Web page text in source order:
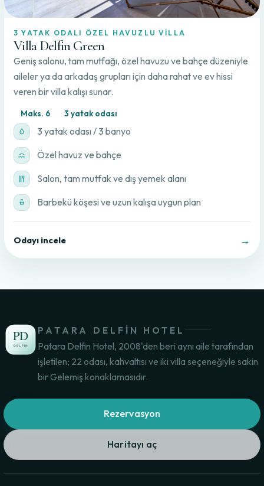
3 YATAK ODALI ÖZEL HAVUZLU VILLA
Villa Delfin Green
Geniş salonu, tam mutfağı, özel havuzu ve bahçe düzeniyle
aileler ya da arkadaş grupları için daha rahat ve ev hissi
veren bir villa kalışı sunar.
Maks. 6 3 yatak odası
3 yatak odası / 3 banyo
Özel havuz ve bahçe
Salon, tam mutfak ve dış yemek alanı
Barbekü köşesi ve uzun kalışa uygun plan
Odayı incele →
PATARA DELFIN HOTEL
Patara Delfin Hotel, 2008'den beri aynı aile tarafından
işletilen; 22 odası, kahvaltısı ve iki villa seçeneğiyle sakin
bir Gelemiş konaklamasıdır.
Rezervasyon
Haritayı aç